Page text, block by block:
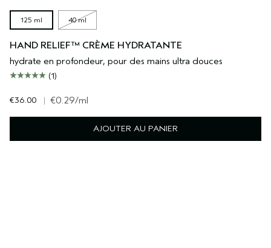
125 ml 40 ml
HAND RELIEF™ CRÈME HYDRATANTE
hydrate en profondeur, pour des mains ultra douces
(1)
€36.00 | €0.29/ml
AJOUTER AU PANIER